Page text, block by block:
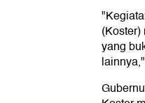
yang